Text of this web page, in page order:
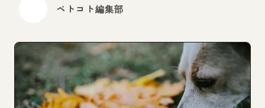
ペトコト編集部